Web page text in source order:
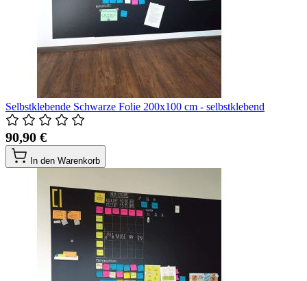
Selbstklebende Schwarze Folie 200x100 cm - selbstklebend
90,90 €
In den Warenkorb